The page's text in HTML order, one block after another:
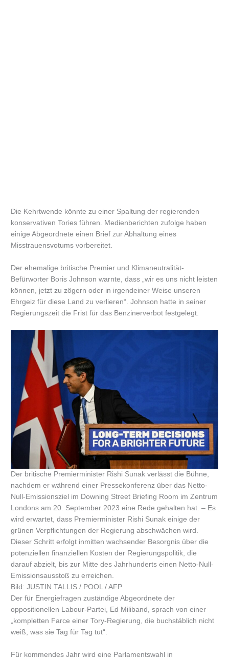
Die Kehrtwende könnte zu einer Spaltung der regierenden
konservativen Tories führen. Medienberichten zufolge haben
einige Abgeordnete einen Brief zur Abhaltung eines
Misstrauensvotums vorbereitet.
Der ehemalige britische Premier und Klimaneutralität-
Befürworter Boris Johnson warnte, dass „wir es uns nicht leisten
können, jetzt zu zögern oder in irgendeiner Weise unseren
Ehrgeiz für diese Land zu verlieren“. Johnson hatte in seiner
Regierungszeit die Frist für das Benzinerverbot festgelegt.
Der britische Premierminister Rishi Sunak verlässt die Bühne,
nachdem er während einer Pressekonferenz über das Netto-
Null-Emissionsziel im Downing Street Briefing Room im Zentrum
Londons am 20. September 2023 eine Rede gehalten hat. – Es
wird erwartet, dass Premierminister Rishi Sunak einige der
grünen Verpflichtungen der Regierung abschwächen wird.
Dieser Schritt erfolgt inmitten wachsender Besorgnis über die
potenziellen finanziellen Kosten der Regierungspolitik, die
darauf abzielt, bis zur Mitte des Jahrhunderts einen Netto-Null-
Emissionsausstoß zu erreichen.
Bild: JUSTIN TALLIS / POOL / AFP
Der für Energiefragen zuständige Abgeordnete der
oppositionellen Labour-Partei, Ed Miliband, sprach von einer
„kompletten Farce einer Tory-Regierung, die buchstäblich nicht
weiß, was sie Tag für Tag tut“.
Für kommendes Jahr wird eine Parlamentswahl in